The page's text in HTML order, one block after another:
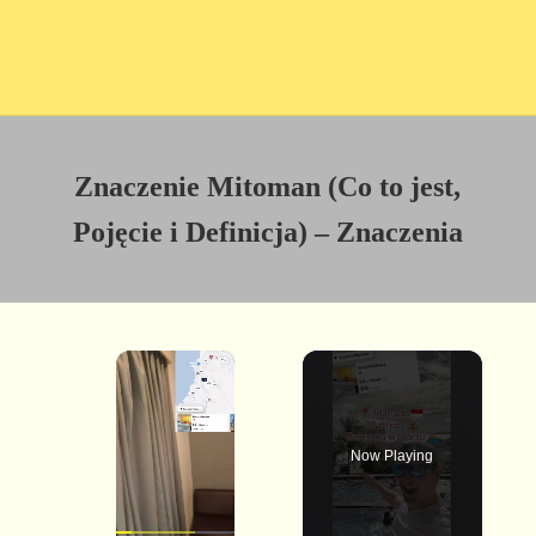
Znaczenie Mitoman (Co to jest,
Pojęcie i Definicja) – Znaczenia
×
Now Playing